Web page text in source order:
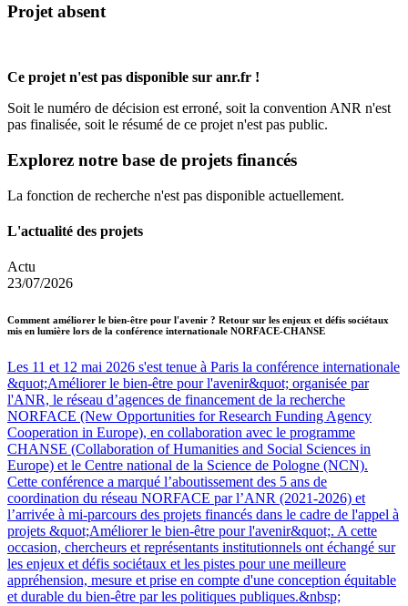
Projet absent
Ce projet n'est pas disponible sur anr.fr !
Soit le numéro de décision est erroné, soit la convention ANR n'est
pas finalisée, soit le résumé de ce projet n'est pas public.
Explorez notre base de projets financés
La fonction de recherche n'est pas disponible actuellement.
L'actualité des projets
Actu
23/07/2026
Comment améliorer le bien-être pour l'avenir ? Retour sur les enjeux et défis sociétaux
mis en lumière lors de la conférence internationale NORFACE-CHANSE
Les 11 et 12 mai 2026 s'est tenue à Paris la conférence internationale
&quot;Améliorer le bien-être pour l'avenir&quot; organisée par
l'ANR, le réseau d’agences de financement de la recherche
NORFACE (New Opportunities for Research Funding Agency
Cooperation in Europe), en collaboration avec le programme
CHANSE (Collaboration of Humanities and Social Sciences in
Europe) et le Centre national de la Science de Pologne (NCN).
Cette conférence a marqué l’aboutissement des 5 ans de
coordination du réseau NORFACE par l’ANR (2021-2026) et
l’arrivée à mi-parcours des projets financés dans le cadre de l'appel à
projets &quot;Améliorer le bien-être pour l'avenir&quot;. A cette
occasion, chercheurs et représentants institutionnels ont échangé sur
les enjeux et défis sociétaux et les pistes pour une meilleure
appréhension, mesure et prise en compte d'une conception équitable
et durable du bien-être par les politiques publiques.&nbsp;